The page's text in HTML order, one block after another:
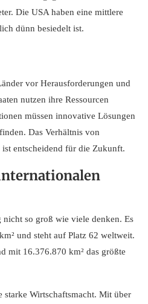
Die USA haben eine mittlere
dünn besiedelt ist.
vor Herausforderungen und
nutzen ihre Ressourcen
müssen innovative Lösungen
Das Verhältnis von
entscheidend für die Zukunft.
so groß wie viele denken. Es
und steht auf Platz 62 weltweit.
mit 16.376.870 km² das größte
starke Wirtschaftsmacht. Mit über